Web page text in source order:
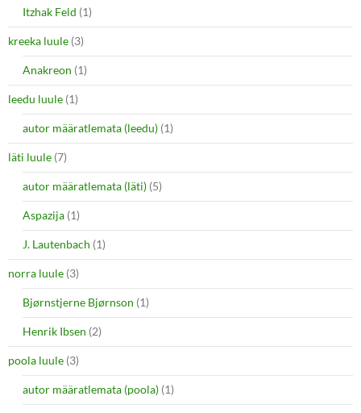
Itzhak Feld (1)
kreeka luule (3)
Anakreon (1)
leedu luule (1)
autor määratlemata (leedu) (1)
läti luule (7)
autor määratlemata (läti) (5)
Aspazija (1)
J. Lautenbach (1)
norra luule (3)
Bjørnstjerne Bjørnson (1)
Henrik Ibsen (2)
poola luule (3)
autor määratlemata (poola) (1)